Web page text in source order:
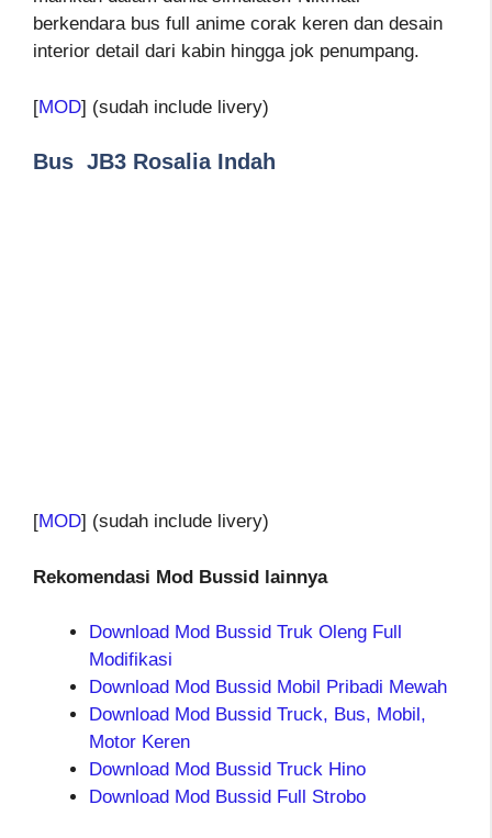
berkendara bus full anime corak keren dan desain
interior detail dari kabin hingga jok penumpang.
[MOD] (sudah include livery)
Bus JB3 Rosalia Indah
[MOD] (sudah include livery)
Rekomendasi Mod Bussid lainnya
Download Mod Bussid Truk Oleng Full
Modifikasi
Download Mod Bussid Mobil Pribadi Mewah
Download Mod Bussid Truck, Bus, Mobil,
Motor Keren
Download Mod Bussid Truck Hino
Download Mod Bussid Full Strobo